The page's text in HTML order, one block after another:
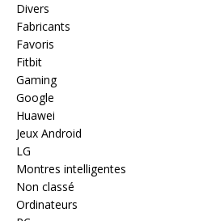
Divers
Fabricants
Favoris
Fitbit
Gaming
Google
Huawei
Jeux Android
LG
Montres intelligentes
Non classé
Ordinateurs